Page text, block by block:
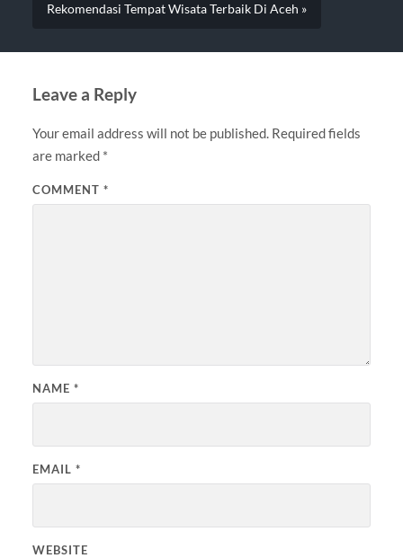
Rekomendasi Tempat Wisata Terbaik Di Aceh »
Leave a Reply
Your email address will not be published. Required fields
are marked *
COMMENT *
NAME *
EMAIL *
WEBSITE